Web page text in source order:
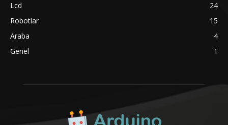
Lcd
24
Robotlar
15
Araba
4
Genel
1